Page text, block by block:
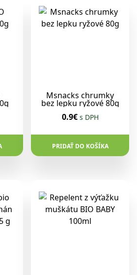
Msnacks chrumky
bez lepku ryžové 80g
0.9€ s DPH
PRIDAŤ DO KOŠÍKA